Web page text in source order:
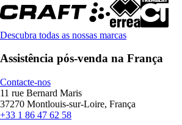
Descubra todas as nossas marcas
Assistência pós-venda na França
Contacte-nos
11 rue Bernard Maris
37270 Montlouis-sur-Loire, França
+33 1 86 47 62 58